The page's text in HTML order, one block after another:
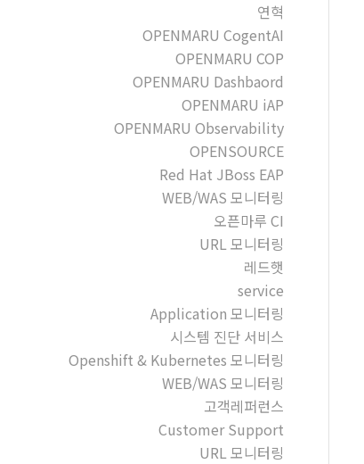
연혁
OPENMARU CogentAI
OPENMARU COP
OPENMARU Dashbaord
OPENMARU iAP
OPENMARU Observability
OPENSOURCE
Red Hat JBoss EAP
WEB/WAS 모니터링
오픈마루 CI
URL 모니터링
레드햇
service
Application 모니터링
시스템 진단 서비스
Openshift & Kubernetes 모니터링
WEB/WAS 모니터링
고객레퍼런스
Customer Support
URL 모니터링